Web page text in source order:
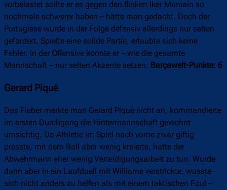
vorbelastet sollte er es gegen den flinken Iker Muniain so
nochmals schwerer haben – hätte man gedacht. Doch der
Portugiese wurde in der Folge defensiv allerdings nur selten
gefordert. Spielte eine solide Partie, erlaubte sich keine
Fehler. In der Offensive konnte er – wie die gesamte
Mannschaft – nur selten Akzente setzen. Barçawelt-Punkte: 6
Gerard Piqué
Das Fieber merkte man Gerard Piqué nicht an, kommandierte
im ersten Durchgang die Hintermannschaft gewohnt
umsichtig. Da Athletic im Spiel nach vorne zwar giftig
presste, mit dem Ball aber wenig kreierte, hatte der
Abwehrmann eher wenig Verteidigungsarbeit zu tun. Wurde
dann aber in ein Laufduell mit Williams verstrickte, wusste
sich nicht anders zu helfen als mit einem taktischen Foul –